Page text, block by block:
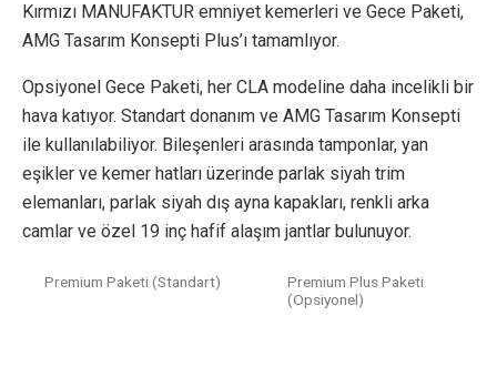
Kırmızı MANUFAKTUR emniyet kemerleri ve Gece Paketi,
AMG Tasarım Konsepti Plus’ı tamamlıyor.
Opsiyonel Gece Paketi, her CLA modeline daha incelikli bir
hava katıyor. Standart donanım ve AMG Tasarım Konsepti
ile kullanılabiliyor. Bileşenleri arasında tamponlar, yan
eşikler ve kemer hatları üzerinde parlak siyah trim
elemanları, parlak siyah dış ayna kapakları, renkli arka
camlar ve özel 19 inç hafif alaşım jantlar bulunuyor.
Premium Paketi (Standart)
Premium Plus Paketi
(Opsiyonel)